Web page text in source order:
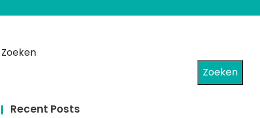
Zoeken
Zoeken
Recent Posts